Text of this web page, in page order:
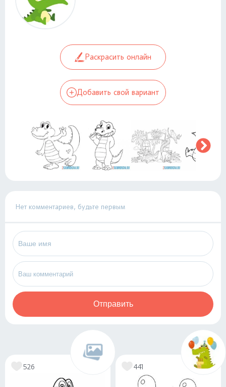
Раскрасить онлайн
Добавить свой вариант
Нет комментариев, будьте первым
Отправить
526 441